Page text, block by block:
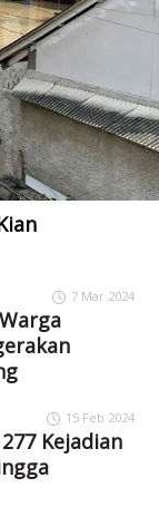
7 Mar 2024
15 Feb 2024
Kejadian